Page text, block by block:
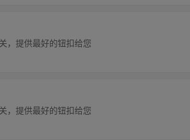
，提供最好的钮扣给您
，提供最好的钮扣给您